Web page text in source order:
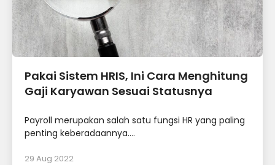
Pakai Sistem HRIS, Ini Cara Menghitung
Gaji Karyawan Sesuai Statusnya
Payroll merupakan salah satu fungsi HR yang paling
penting keberadaannya....
29 Aug 2022